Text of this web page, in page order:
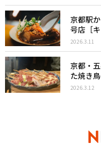
京都駅
号店［
2026.3.11
京都・
た焼き
2026.3.12